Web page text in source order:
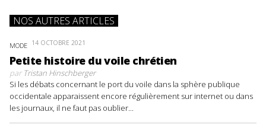
NOS AUTRES ARTICLES
MODE 14 OCTOBRE 2021
Petite histoire du voile chrétien
parTristan Hinschberger
Si les débats concernant le port du voile dans la sphère publique
occidentale apparaissent encore régulièrement sur internet ou dans
les journaux, il ne faut pas oublier...